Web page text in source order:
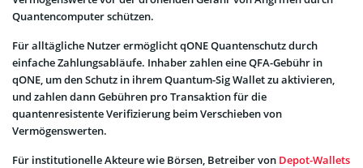
Quantencomputer schützen.
Für alltägliche Nutzer ermöglicht qONE Quantenschutz durch
einfache Zahlungsabläufe. Inhaber zahlen eine QFA-Gebühr in
qONE, um den Schutz in ihrem Quantum-Sig Wallet zu aktivieren,
und zahlen dann Gebühren pro Transaktion für die
quantenresistente Verifizierung beim Verschieben von
Vermögenswerten.
Für institutionelle Akteure wie Börsen, Betreiber von Depot-Wallets